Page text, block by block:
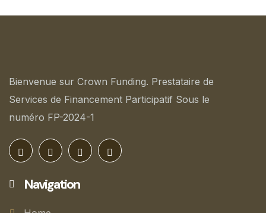
Bienvenue sur Crown Funding. Prestataire de
Services de Financement Participatif Sous le
numéro FP-2024-1
Navigation